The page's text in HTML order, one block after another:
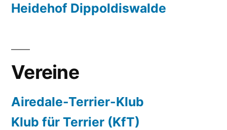
Heidehof Dippoldiswalde
Vereine
Airedale-Terrier-Klub
Klub für Terrier (KfT)